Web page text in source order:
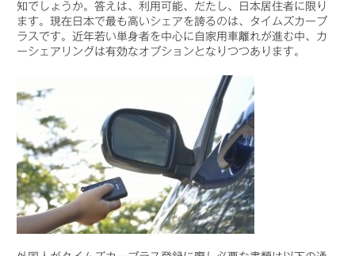
知でしょうか。答えは、利用可能、だたし、日本居住者に限り
ます。現在日本で最も高いシェアを誇るのは、タイムズカープ
ラスです。近年若い単身者を中心に自家用車離れが進む中、カ
ーシェアリングは有効なオプションとなりつつあります。